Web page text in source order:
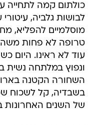
כולתום קמה לתחייה
לבושות גלביה,
מוסלמיים להפליא,
טרופה לא פחות
עוד לא ראינו. היום
ונפוץ במלתחה
השחורה הקטנה
בשבדיה, קל לשכוח
של השנים האחרונות